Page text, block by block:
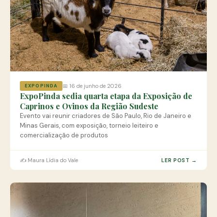
EXPOPINDA 📅 16 de junho de 2026
ExpoPinda sedia quarta etapa da Exposição de
Caprinos e Ovinos da Região Sudeste
Evento vai reunir criadores de São Paulo, Rio de Janeiro e
Minas Gerais, com exposição, torneio leiteiro e
comercialização de produtos
✍️ Maura Lídia do Vale LER POST →